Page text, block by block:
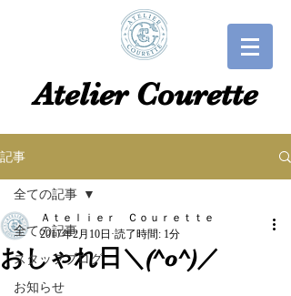
​​Atelier Courette​
記事
全ての記事
スタッフブログ
お知らせ
全ての記事
おしゃれ日＼(^o^)／
Ａｔｅｌｉｅｒ Ｃｏｕｒｅｔｔｅ
2017年2月10日 読了時間: 1分